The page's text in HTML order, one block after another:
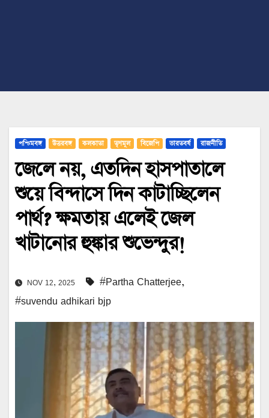
পশ্চিমবঙ্গ উত্তরবঙ্গ কলকাতা তৃণমূল বিজেপি ভারতবর্ষ রাজনীতি
জেলে নয়, এতদিন হাসপাতালে
শুয়ে বিন্দাসে দিন কাটাচ্ছিলেন
পার্থ? ক্ষমতায় এলেই জেল
খাটানোর হুঙ্কার শুভেন্দুর!
NOV 12, 2025 #Partha Chatterjee,
#suvendu adhikari bjp